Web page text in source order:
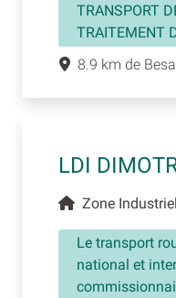
TRANSPORT
TRAITEMENT
8.9 km de
LDI
Zone
Le transport
national et